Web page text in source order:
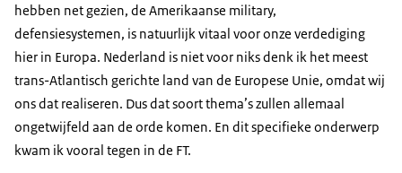
hebben net gezien, de Amerikaanse military,
defensiesystemen, is natuurlijk vitaal voor onze verdediging
hier in Europa. Nederland is niet voor niks denk ik het meest
trans-Atlantisch gerichte land van de Europese Unie, omdat wij
ons dat realiseren. Dus dat soort thema’s zullen allemaal
ongetwijfeld aan de orde komen. En dit specifieke onderwerp
kwam ik vooral tegen in de FT.